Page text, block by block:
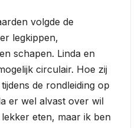
volgde de
legkippen,
schapen. Linda en
circulair. Hoe zij
de rondleiding op
er wel alvast over wil
eten, maar ik ben